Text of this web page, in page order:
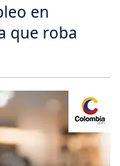
en
que roba